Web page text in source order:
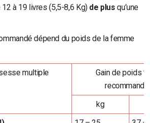
à 19 livres (5,5-8,6 Kg) de plus qu’une
dépend du poids de la femme
multiple
Gain de poids
recommandé
kg